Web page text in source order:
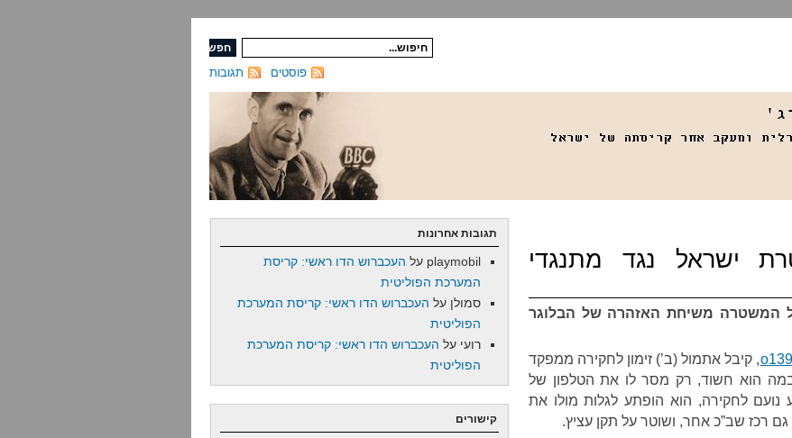
תגובות פוסטים
300: משטרת ישראל נגד מתנגדי
המשטרה משיחת האזהרה של הבלוגר
o139, קיבל אתמול (ב’) זימון לחקירה ממפקד
הוא חשוד, רק מסר לו את הטלפון של
נועם לחקירה, הוא הופתע לגלות מולו את
רכז שב”כ אחר, ושוטר על תקן עציץ.
תגובות אחרונות
playmobil על העכברוש הדו ראשי: קריסת
המערכת הפוליטית
סמולן על העכברוש הדו ראשי: קריסת המערכת
הפוליטית
רועי על העכברוש הדו ראשי: קריסת המערכת
הפוליטית
קישורים